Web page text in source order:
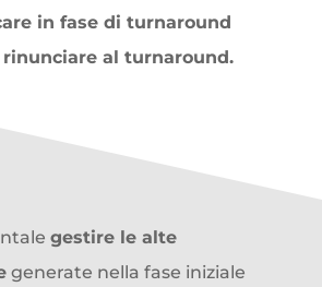
in fase di turnaround
al turnaround.
gestire le alte
generate nella fase iniziale